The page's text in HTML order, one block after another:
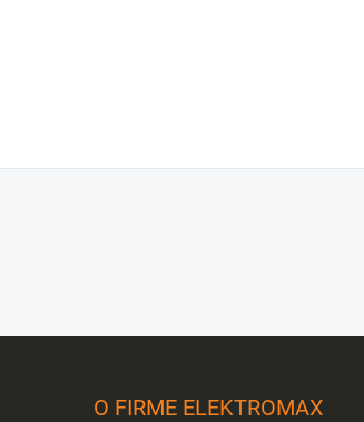
O FIRME ELEKTROMAX